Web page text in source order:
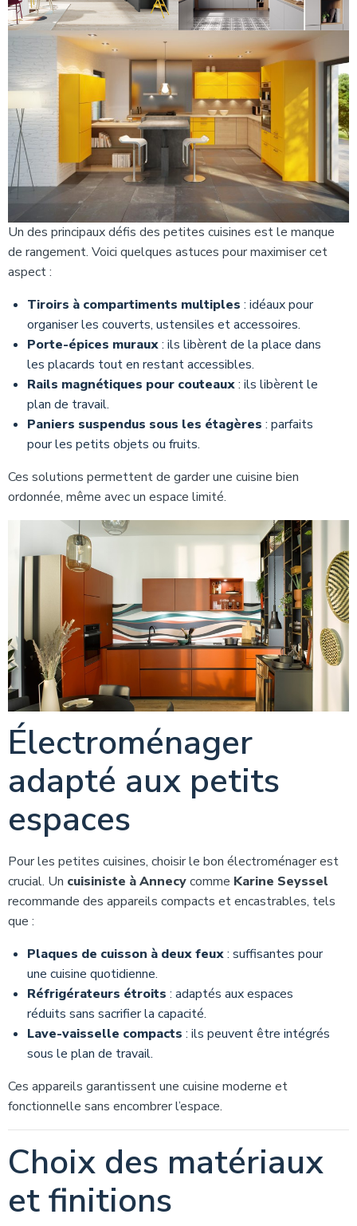
Un des principaux défis des petites cuisines est le manque
de rangement. Voici quelques astuces pour maximiser cet
aspect :
Tiroirs à compartiments multiples : idéaux pour
organiser les couverts, ustensiles et accessoires.
Porte-épices muraux: ils libèrent de la place dans
les placards tout en restant accessibles.
Rails magnétiques pour couteaux: ils libèrent le
plan de travail.
Paniers suspendus sous les étagères : parfaits
pour les petits objets ou fruits.
Ces solutions permettent de garder une cuisine bien
ordonnée, même avec un espace limité.
Électroménager
adapté aux petits
espaces
Pour les petites cuisines, choisir le bon électroménager est
crucial. Un cuisiniste à Annecycomme Karine Seyssel
recommande des appareils compacts et encastrables, tels
que :
Plaques de cuisson à deux feux: suffisantes pour
une cuisine quotidienne.
Réfrigérateurs étroits : adaptés aux espaces
réduits sans sacrifier la capacité.
Lave-vaisselle compacts : ils peuvent être intégrés
sous le plan de travail.
Ces appareils garantissent une cuisine moderne et
fonctionnelle sans encombrer l’espace.
Choix des matériaux
et finitions